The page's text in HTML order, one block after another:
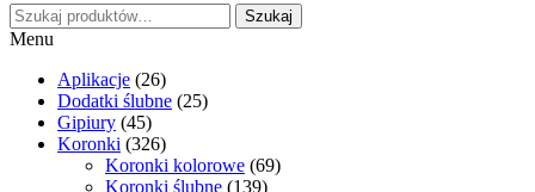
Szukaj:
Szukaj
Menu
Aplikacje (26)
Dodatki ślubne (25)
Gipiury (45)
Koronki (326)
Koronki kolorowe (69)
Koronki ślubne (139)